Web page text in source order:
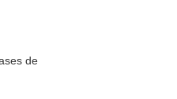
de